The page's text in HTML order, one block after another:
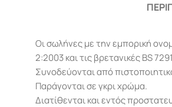
Οι σωλήνες με την εμπορική
2:2003 και τις βρετανικές BS
Συνοδεύονται από
Παράγονται σε γκρι χρώμα.
Διατίθενται και εντός